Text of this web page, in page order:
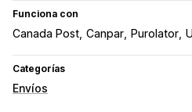
Funciona con
Canada Post Canpar Purolator
Categorías
Envíos